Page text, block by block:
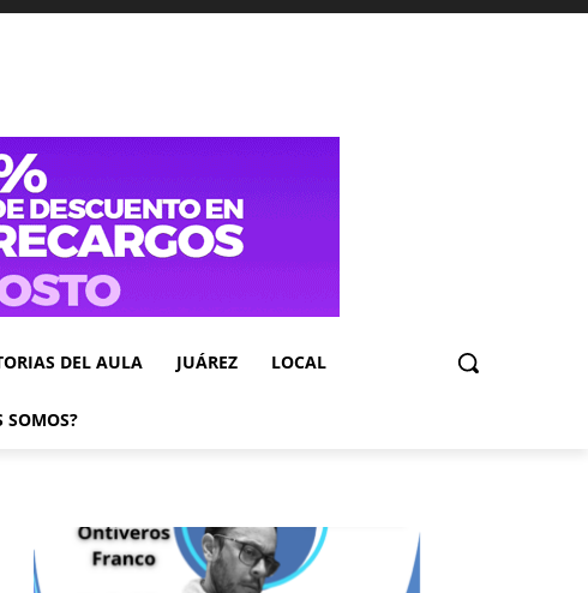
DEL AULA JUÁREZ LOCAL
SOMOS?